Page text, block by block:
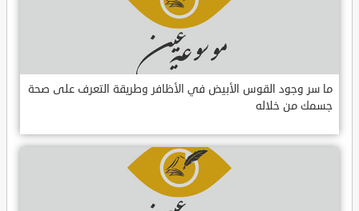
ما سر وجود القوس الأبيض في الأظافر وطريقة التعرف على صحة
جسمك من خلاله